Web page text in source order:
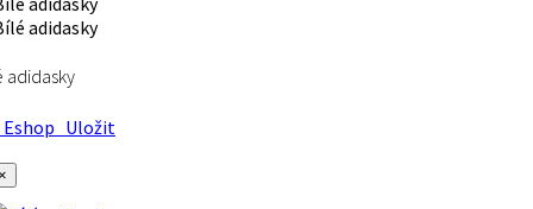
adidasky
Uložit